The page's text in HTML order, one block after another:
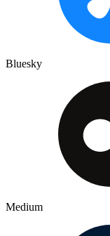
Bluesky
Medium